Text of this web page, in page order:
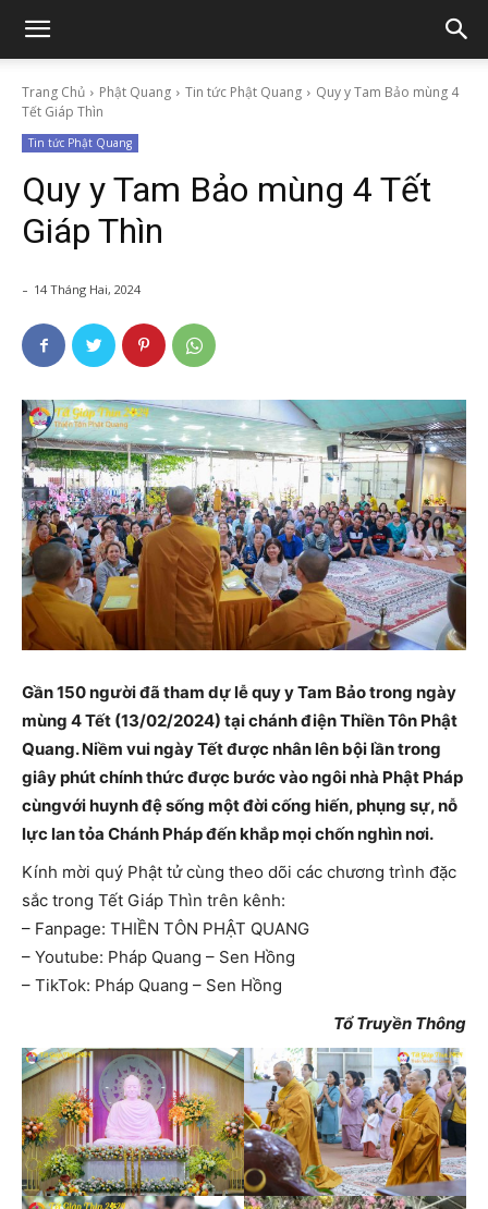
Trang Chủ Phật Quang Tin tức Phật Quang
Quy y Tam Bảo mùng 4
Tết Giáp Thìn
Tin tức Phật Quang
Quy y Tam Bảo mùng 4 Tết
Giáp Thìn
- 14 Tháng Hai, 2024
Gần 150 người đã tham dự lễ quy y Tam Bảo trong ngày
mùng 4 Tết (13/02/2024) tại chánh điện Thiền Tôn Phật
Quang. Niềm vui ngày Tết được nhân lên bội lần trong
giây phút chính thức được bước vào ngôi nhà Phật Pháp
cùngvới huynh đệ sống một đời cống hiến, phụng sự, nỗ
lực lan tỏa Chánh Pháp đến khắp mọi chốn nghìn nơi.
Kính mời quý Phật tử cùng theo dõi các chương trình đặc
sắc trong Tết Giáp Thìn trên kênh:
– Fanpage: THIỀN TÔN PHẬT QUANG
– Youtube: Pháp Quang – Sen Hồng
– TikTok: Pháp Quang – Sen Hồng
Tổ Truyền Thông